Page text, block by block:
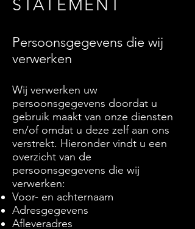
STATEMENT
Persoonsgegevens die wij
verwerken
Wij verwerken uw
persoonsgegevens doordat u
gebruik maakt van onze diensten
en/of omdat u deze zelf aan ons
verstrekt. Hieronder vindt u een
overzicht van de
persoonsgegevens die wij
verwerken:
Voor- en achternaam
Adresgegevens
Afleveradres